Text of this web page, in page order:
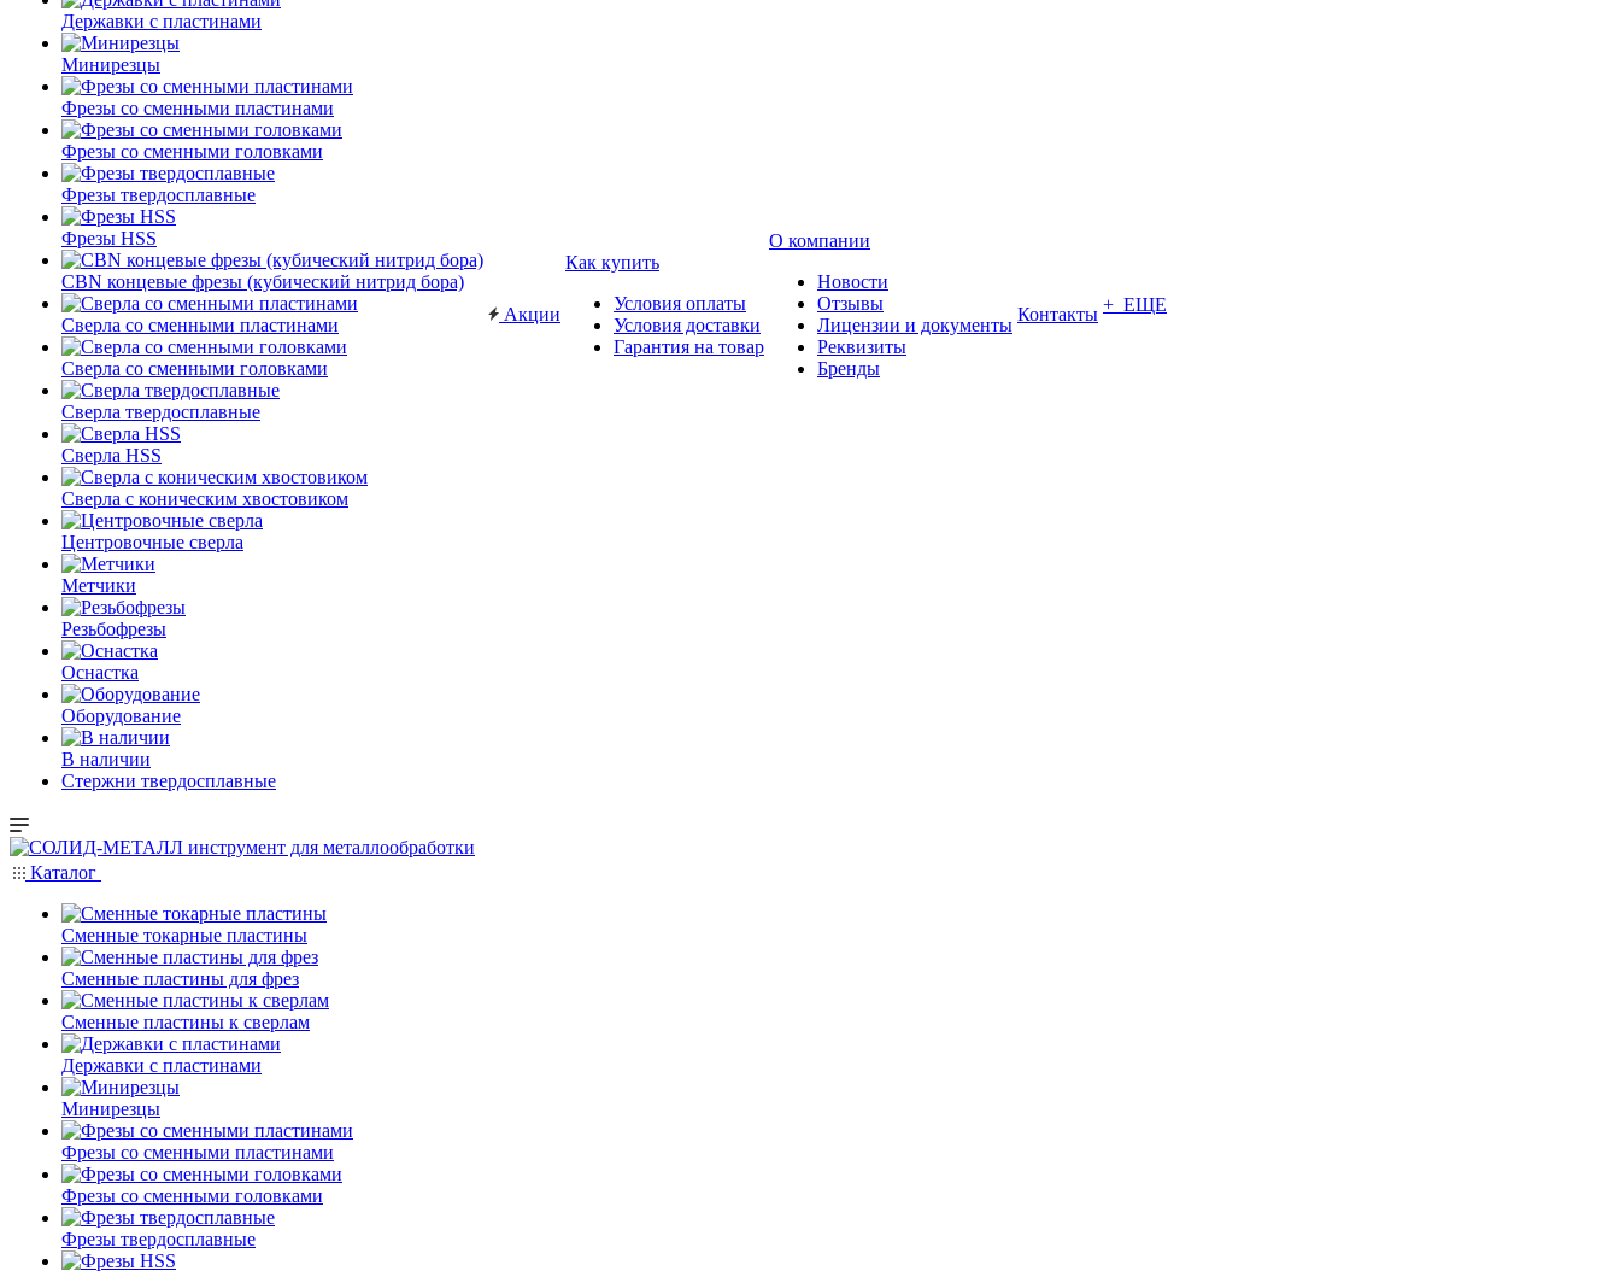
Державки с пластинами
Минирезцы
Фрезы со сменными пластинами
Фрезы со сменными головками
Фрезы твердосплавные
Фрезы HSS
CBN концевые фрезы (кубический нитрид бора)
Сверла со сменными пластинами
Сверла со сменными головками
Сверла твердосплавные
Сверла HSS
Сверла с коническим хвостовиком
Центровочные сверла
Метчики
Резьбофрезы
Оснастка
Оборудование
В наличии
Стержни твердосплавные
Акции
Как купить
Условия оплаты
Условия доставки
Гарантия на товар
О компании
Новости
Отзывы
Лицензии и документы
Реквизиты
Бренды
Контакты + ЕЩЕ
Каталог
Сменные токарные пластины
Сменные пластины для фрез
Сменные пластины к сверлам
Державки с пластинами
Минирезцы
Фрезы со сменными пластинами
Фрезы со сменными головками
Фрезы твердосплавные